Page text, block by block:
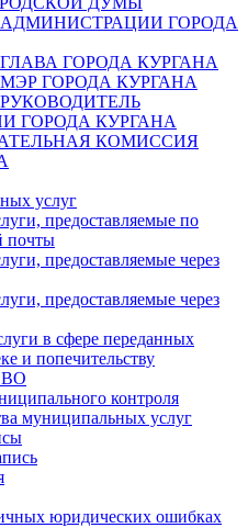
ГОРОДА
ГОРОДА КУРГАНА
ГОРОДА КУРГАНА
ГОРОДА КУРГАНА
КОМИССИЯ
услуг
предоставляемые по
почты
предоставляемые через
предоставляемые через
в сфере переданных
и попечительству
контроля
муниципальных услуг
юридических ошибках